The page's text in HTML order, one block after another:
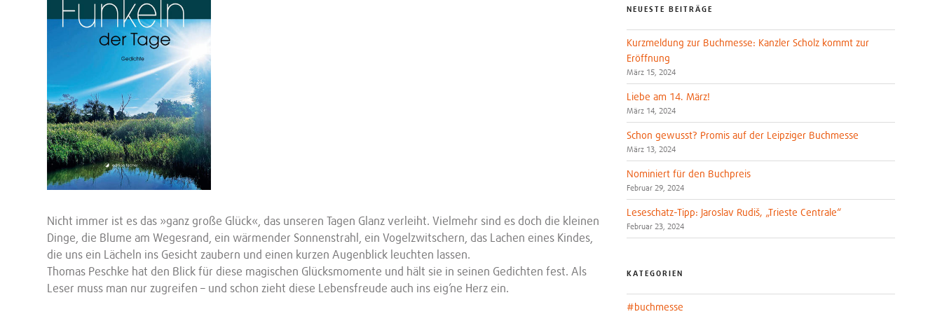
Nicht immer ist es das »ganz große Glück«, das unseren Tagen Glanz verleiht. Vielmehr sind es doch die kleinen
Dinge, die Blume am Wegesrand, ein wärmender Sonnenstrahl, ein Vogelzwitschern, das Lachen eines Kindes,
die uns ein Lächeln ins Gesicht zaubern und einen kurzen Augenblick leuchten lassen.
Thomas Peschke hat den Blick für diese magischen Glücksmomente und hält sie in seinen Gedichten fest. Als
Leser muss man nur zugreifen – und schon zieht diese Lebensfreude auch ins eig’ne Herz ein.
NEUESTE BEITRÄGE
Kurzmeldung zur Buchmesse: Kanzler Scholz kommt zur
Eröffnung
März 15, 2024
Liebe am 14. März!
März 14, 2024
Schon gewusst? Promis auf der Leipziger Buchmesse
März 13, 2024
Nominiert für den Buchpreis
Februar 29, 2024
Leseschatz-Tipp: Jaroslav Rudiš, „Trieste Centrale“
Februar 23, 2024
KATEGORIEN
#buchmesse